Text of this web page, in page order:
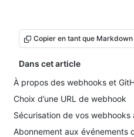
Copier en tant que Markdown
Dans cet article
À propos des webhooks et
Choix d’une URL de webhook
Sécurisation de vos
Abonnement aux événements